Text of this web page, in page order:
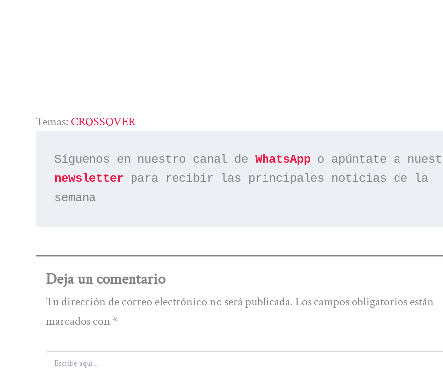
Temas: CROSSOVER
Síguenos en nuestro canal de WhatsApp
newsletter para recibir las principales noticias de la
semana
Deja un comentario
Tu dirección de correo electrónico no será publicada. Los campos obligatorios están
marcados con *
Escribe
aquí...